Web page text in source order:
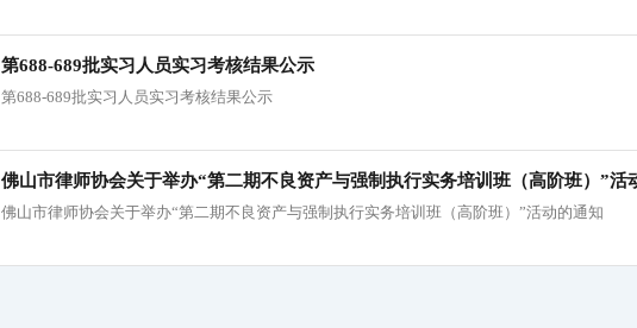
第688-689批实习人员实习考核结果公示
第688-689批实习人员实习考核结果公示
佛山市律师协会关于举办“第二期不良资产与强制执行实务培训班（高阶班）”活
佛山市律师协会关于举办“第二期不良资产与强制执行实务培训班（高阶班）”活动的通知